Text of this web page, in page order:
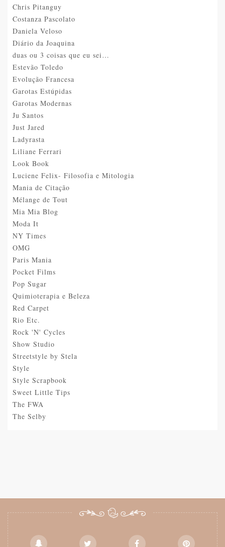
Chris Pitanguy
Costanza Pascolato
Daniela Veloso
Diário da Joaquina
duas ou 3 coisas que eu sei…
Estevão Toledo
Evolução Francesa
Garotas Estúpidas
Garotas Modernas
Ju Santos
Just Jared
Ladyrasta
Liliane Ferrari
Look Book
Luciene Felix- Filosofia e Mitologia
Mania de Citação
Mélange de Tout
Mia Mia Blog
Moda It
NY Times
OMG
Paris Mania
Pocket Films
Pop Sugar
Quimioterapia e Beleza
Red Carpet
Rio Etc.
Rock 'N' Cycles
Show Studio
Streetstyle by Stela
Style
Style Scrapbook
Sweet Little Tips
The FWA
The Selby